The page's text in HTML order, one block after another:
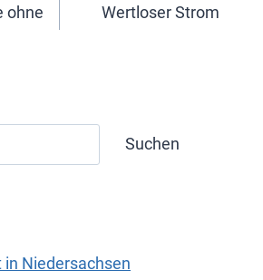
ohne
Wertloser Strom
Suchen
Niedersachsen